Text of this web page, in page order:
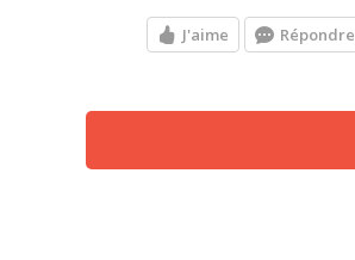
J'aime Répondre